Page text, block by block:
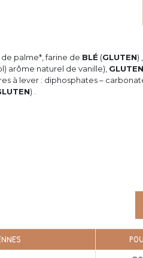
de palme*, farine de BLÉ (GLUTEN)
arôme naturel de vanille), GLUTEN
à lever : diphosphates –
) .